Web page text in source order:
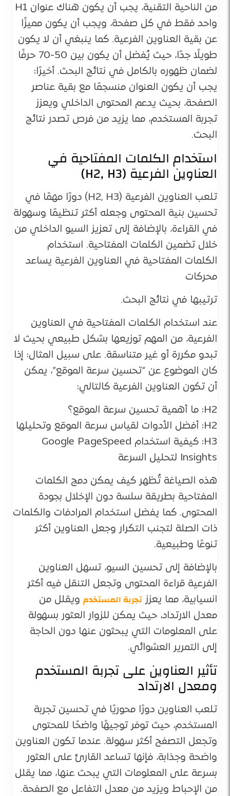
من الناحية التقنية، يجب أن يكون هناك عنوان H1
واحد فقط في كل صفحة، ويجب أن يكون مميزًا
عن بقية العناوين الفرعية. كما ينبغي أن لا يكون
طويلًا جدًا، حيث يُفضل أن يكون بين 50-70 حرفًا
لضمان ظهوره بالكامل في نتائج البحث. أخيرًا:
يجب أن يكون العنوان منسجمًا مع بقية عناصر
الصفحة، بحيث يدعم المحتوى الداخلي ويعزز
تجربة المستخدم، مما يزيد من فرص تصدر نتائج
البحث.
استخدام الكلمات المفتاحية في
العناوين الفرعية (H2, H3)
تلعب العناوين الفرعية (H2, H3) دورًا مهمًا في
تحسين بنية المحتوى وجعله أكثر تنظيمًا وسهولة
في القراءة، بالإضافة إلى تعزيز السيو الداخلي من
خلال تضمين الكلمات المفتاحية. استخدام
الكلمات المفتاحية في العناوين الفرعية يساعد
محركات
ترتيبها في نتائج البحث.
عند استخدام الكلمات المفتاحية في العناوين
الفرعية، من المهم توزيعها بشكل طبيعي بحيث لا
تبدو مكررة أو غير متناسقة. على سبيل المثال: إذا
كان الموضوع عن “تحسين سرعة الموقع”، يمكن
أن تكون العناوين الفرعية كالتالي:
H2: ما أهمية تحسين سرعة الموقع؟
H2: أفضل الأدوات لقياس سرعة الموقع وتحليلها
H3: كيفية استخدام Google PageSpeed
Insights لتحليل السرعة
هذه الصياغة تُظهر كيف يمكن دمج الكلمات
المفتاحية بطريقة سلسة دون الإخلال بجودة
المحتوى. كما يفضل استخدام المرادفات والكلمات
ذات الصلة لتجنب التكرار وجعل العناوين أكثر
تنوعًا وطبيعية.
بالإضافة إلى تحسين السيو، تسهل العناوين
الفرعية قراءة المحتوى وتجعل التنقل فيه أكثر
انسيابية، مما يعزز تجربة المستخدم ويقلل من
معدل الارتداد، حيث يمكن للزوار العثور بسهولة
على المعلومات التي يبحثون عنها دون الحاجة
إلى التمرير العشوائي.
تأثير العناوين على تجربة المستخدم
ومعدل الارتداد
تلعب العناوين دورًا محوريًا في تحسين تجربة
المستخدم، حيث توفر توجيهًا واضحًا للمحتوى
وتجعل التصفح أكثر سهولة. عندما تكون العناوين
واضحة وجذابة، فإنها تساعد القارئ على العثور
بسرعة على المعلومات التي يبحث عنها، مما يقلل
من الإحباط ويزيد من معدل التفاعل مع الصفحة.